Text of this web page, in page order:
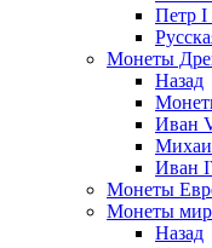
Петр I
Монеты
Назад
Иван
Иван
Монеты
Монеты
Назад